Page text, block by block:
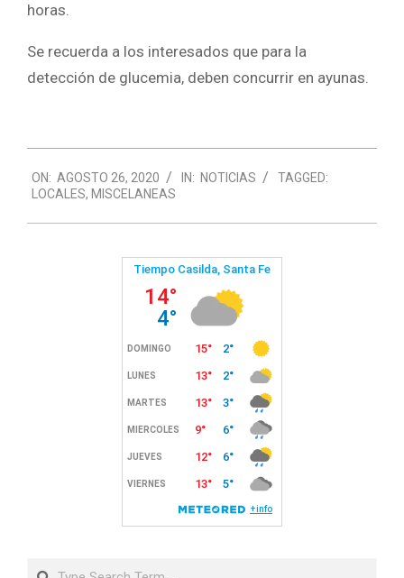
horas.
Se recuerda a los interesados que para la
detección de glucemia, deben concurrir en ayunas.
08-
26
ON: AGOSTO 26, 2020 IN: NOTICIAS
TAGGED:
LOCALES, MISCELANEAS
Search